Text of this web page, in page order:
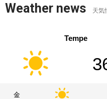
Weather news 天気
Tempe
金